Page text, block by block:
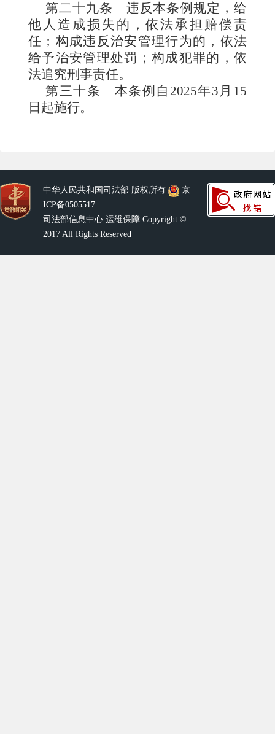
第二十九条 违反本条例规定，给
他人造成损失的，依法承担赔偿责
任；构成违反治安管理行为的，依法
给予治安管理处罚；构成犯罪的，依
法追究刑事责任。
第三十条 本条例自2025年3月15
日起施行。
中华人民共和国司法部 版权所有
京
ICP备0505517
司法部信息中心 运维保障 Copyright ©
2017 All Rights Reserved